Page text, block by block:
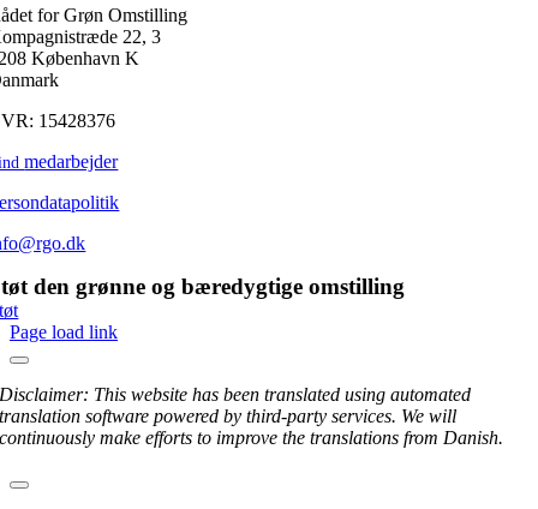
for Grøn Omstilling
22, 3
København K
15428376
medarbejder
den grønne og bæredygtige omstilling
Page load link
Disclaimer: This website has been translated using automated
translation software powered by third-party services. We will
continuously make efforts to improve the translations from Danish.